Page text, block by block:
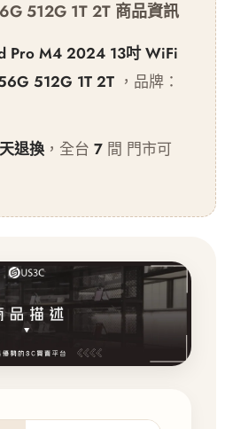
512G 1T 2T 商品資訊
Pro M4 2024 13吋 WiFi
512G 1T 2T ，品牌：
退換 ，全台 7 間 門市可